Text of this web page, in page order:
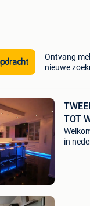
Ontvang
nieuwe
TOT
in